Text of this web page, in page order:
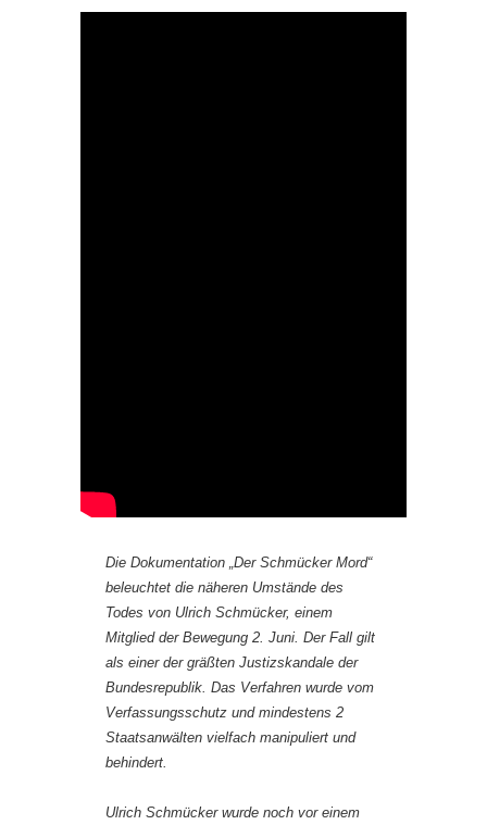
Die Dokumentation „Der Schmücker Mord“
beleuchtet die näheren Umstände des
Todes von Ulrich Schmücker, einem
Mitglied der Bewegung 2. Juni. Der Fall gilt
als einer der gräßten Justizskandale der
Bundesrepublik. Das Verfahren wurde vom
Verfassungsschutz und mindestens 2
Staatsanwälten vielfach manipuliert und
behindert.
Ulrich Schmücker wurde noch vor einem